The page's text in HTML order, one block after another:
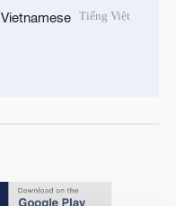
Vietnamese Tiếng Việt